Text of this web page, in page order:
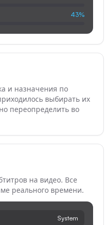
43%
и назначения по
выбирать их
переопределить во
на видео. Все
реального времени.
System